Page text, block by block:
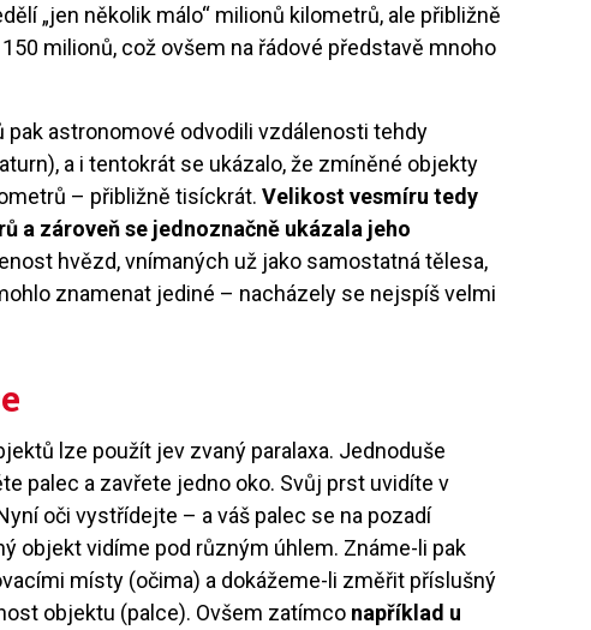
„jen několik málo“ milionů kilometrů, ale přibližně
milionů, což ovšem na řádové představě mnoho
pak astronomové odvodili vzdálenosti tehdy
a i tentokrát se ukázalo, že zmíněné objekty
– přibližně tisíckrát.Velikost vesmíru tedy
a zároveň se jednoznačně ukázala jeho
hvězd, vnímaných už jako samostatná tělesa,
znamenat jediné – nacházely se nejspíš velmi
lze použít jev zvaný paralaxa. Jednoduše
palec a zavřete jedno oko. Svůj prst uvidíte v
oči vystřídejte – a váš palec se na pozadí
objekt vidíme pod různým úhlem. Známe-li pak
místy (očima) a dokážeme-li změřit příslušný
objektu (palce). Ovšem zatímco například u